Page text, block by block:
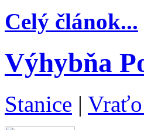
Celý článok...
Výhybňa
Stanice |